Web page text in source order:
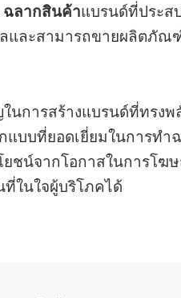
ฉลากสินค้าแบรนด์ที่ประส
และสามารถขายผลิตภัณ
นการสร้างแบรนด์ที่ทรงพ
แบบที่ยอดเยี่ยมในการทำ
ชน์จากโอกาสในการโฆ
ในใจผู้บริโภคได้